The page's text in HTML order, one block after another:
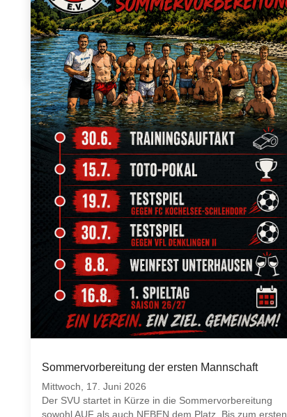
(siehe Flyer) gibt es
...
Details
Sommervorbereitung der ersten Mannschaft
Mittwoch, 17. Juni 2026
Der SVU startet in Kürze in die Sommervorbereitung
sowohl AUF als auch NEBEN dem Platz. Bis zum ersten